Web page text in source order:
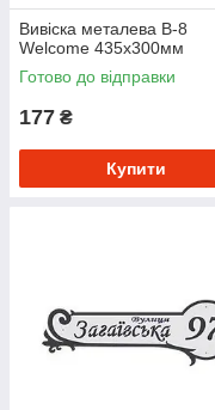
Вивіска металева В-8
Welcome 435х300мм
Готово до відправки
177 ₴
Купити